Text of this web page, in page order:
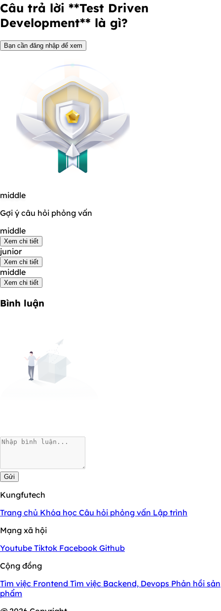
Câu trả lời **Test Driven
Development** là gì?
Bạn cần đăng nhập để xem
middle
Gợi ý câu hỏi phỏng vấn
middle
Xem chi tiết
junior
Xem chi tiết
middle
Xem chi tiết
Bình luận
Gửi
Kungfutech
Trang chủ Khóa học Câu hỏi phỏng vấn Lập trình
Mạng xã hội
Youtube Tiktok Facebook Github
Cộng đồng
Tìm việc Frontend Tìm việc Backend, Devops Phản hồi sản
phẩm